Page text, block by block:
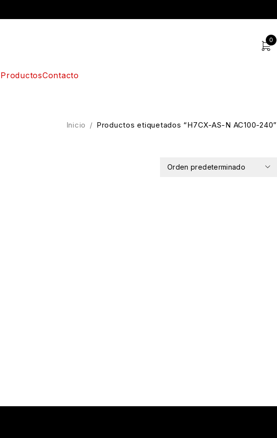
0
ProductosContacto
Inicio / Productos etiquetados “H7CX-AS-N AC100-240”
Orden predeterminado